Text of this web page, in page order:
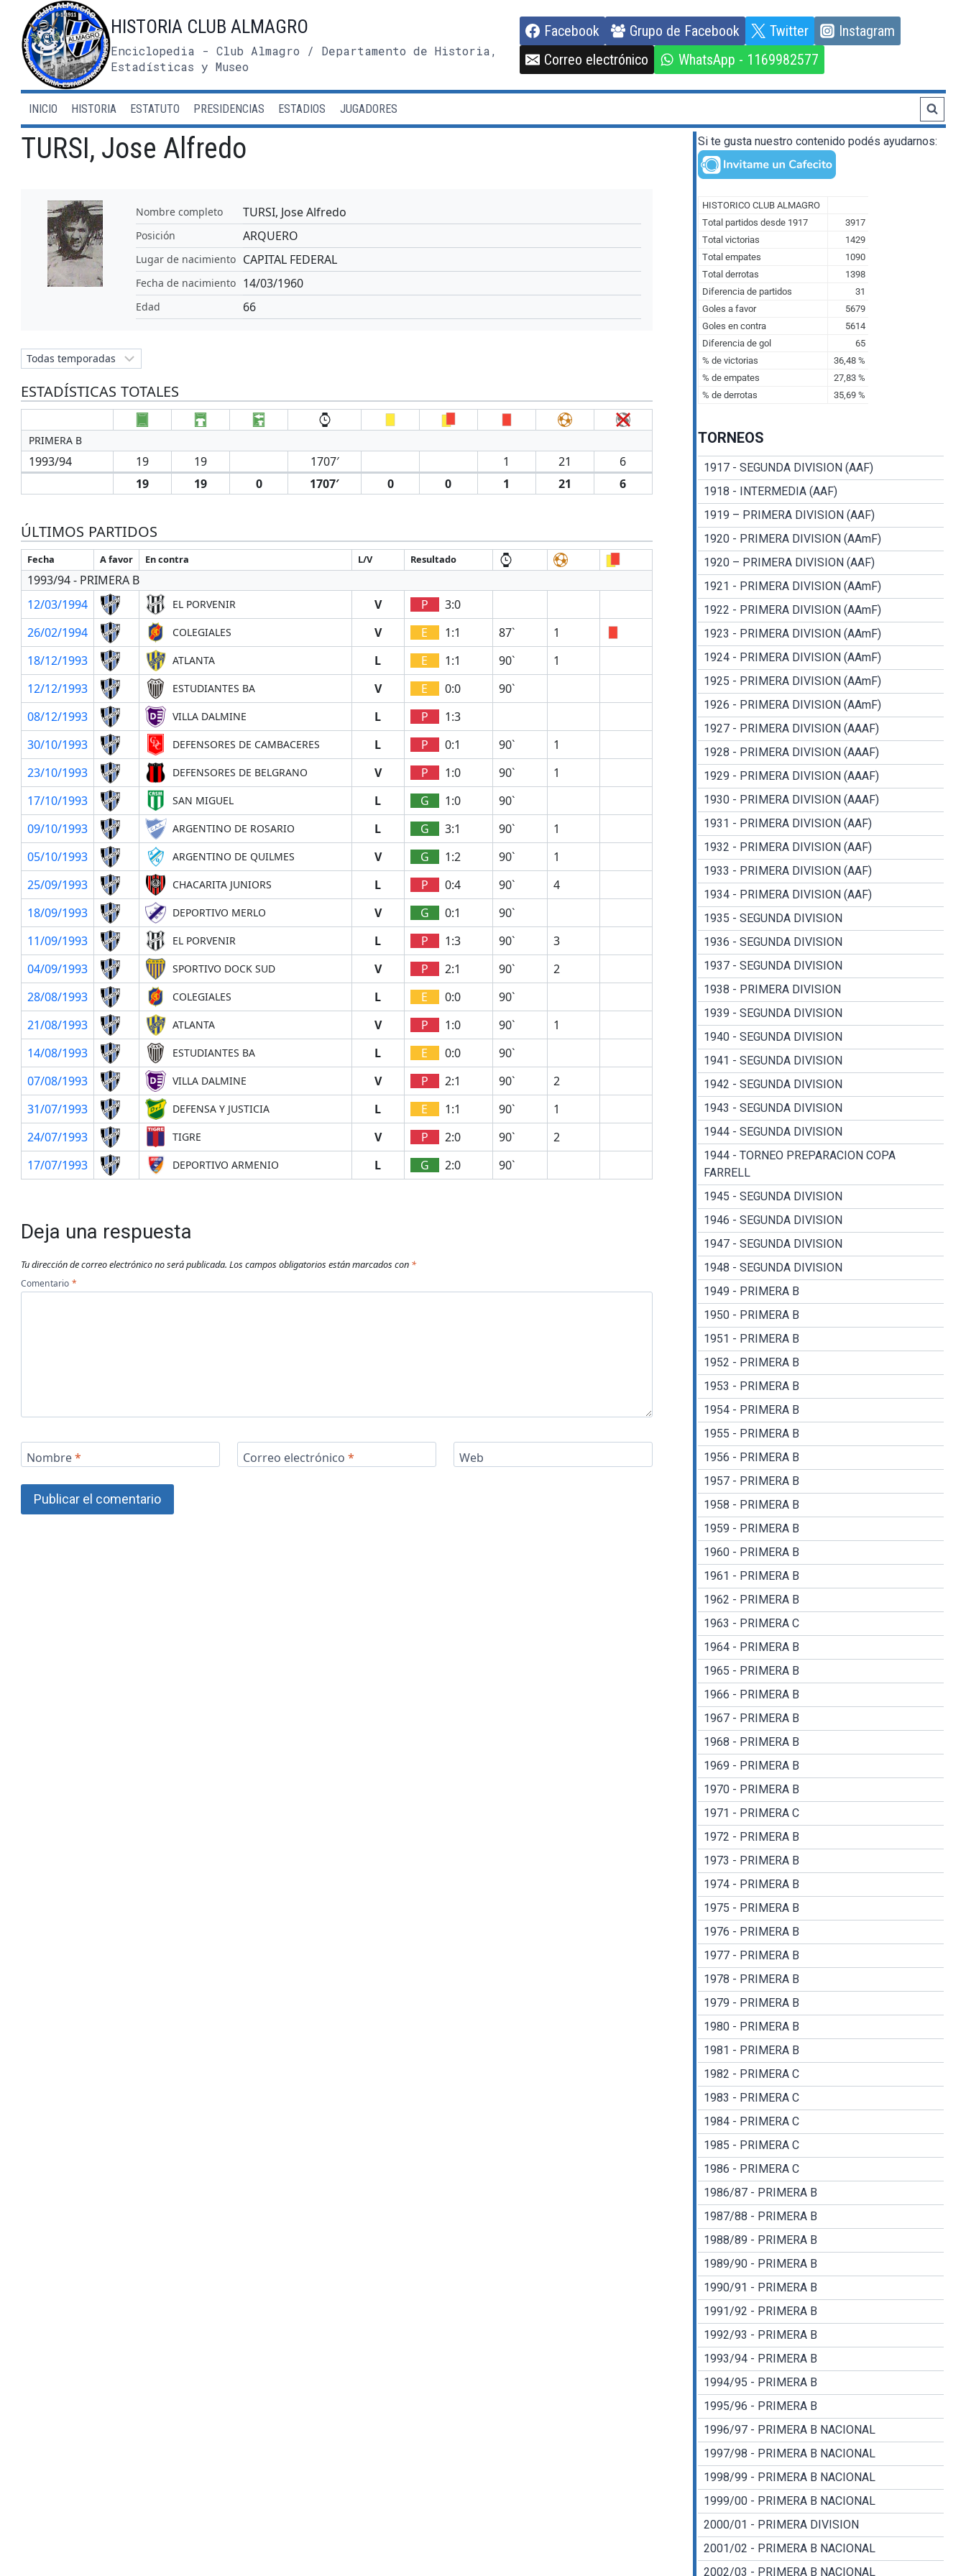
contenido
HISTORIA CLUB ALMAGRO
Enciclopedia - Club Almagro / Departamento de Historia,
Estadísticas y Museo
Facebook Grupo de Facebook Twitter
Instagram
Correo electrónico
WhatsApp - 1169982577
INICIO HISTORIA ESTATUTO PRESIDENCIAS ESTADIOS JUGADORES
TURSI, Jose Alfredo
Nombre completo TURSI, Jose Alfredo
Posición ARQUERO
Lugar de nacimiento CAPITAL FEDERAL
Fecha de nacimiento 14/03/1960
Edad 66
ESTADÍSTICAS TOTALES
PRIMERA B
1993/94 19 19 1707′ 1 21
6
19
19 0 1707′ 0 0 1 21 6
ÚLTIMOS PARTIDOS
Fecha A favor En contra L/V Resultado
1993/94 - PRIMERA B
12/03/1994
EL PORVENIR V P
3:0
26/02/1994
COLEGIALES V E 1:1 87`
1
18/12/1993
ATLANTA L E 1:1 90`
1
12/12/1993
ESTUDIANTES BA V E 0:0
90`
08/12/1993
VILLA DALMINE L P
1:3
30/10/1993
DEFENSORES DE CAMBACERES L P 0:1 90`
1
23/10/1993
DEFENSORES DE BELGRANO V P 1:0 90`
1
17/10/1993
SAN MIGUEL L G 1:0
90`
09/10/1993
ARGENTINO DE ROSARIO L G 3:1 90`
1
05/10/1993
ARGENTINO DE QUILMES V G 1:2 90`
1
25/09/1993
CHACARITA JUNIORS L P 0:4 90`
4
18/09/1993
DEPORTIVO MERLO V G 0:1
90`
11/09/1993
EL PORVENIR L P 1:3 90`
3
04/09/1993
SPORTIVO DOCK SUD V P 2:1 90`
2
28/08/1993
COLEGIALES L E 0:0
90`
21/08/1993
ATLANTA V P 1:0 90`
1
14/08/1993
ESTUDIANTES BA L E 0:0
90`
07/08/1993
VILLA DALMINE V P 2:1 90`
2
31/07/1993
DEFENSA Y JUSTICIA L E 1:1 90`
1
24/07/1993
TIGRE V P 2:0 90`
2
17/07/1993
DEPORTIVO ARMENIO L G 2:0 90`
Deja una respuesta
Tu dirección de correo electrónico no será publicada. Los campos obligatorios están marcados con *
Comentario *
Nombre* Correo electrónico * Web
Si te gusta nuestro contenido podés ayudarnos:
TORNEOS
1917 - SEGUNDA DIVISION (AAF)
1918 - INTERMEDIA (AAF)
1919 – PRIMERA DIVISION (AAF)
1920 - PRIMERA DIVISION (AAmF)
1920 – PRIMERA DIVISION (AAF)
1921 - PRIMERA DIVISION (AAmF)
1922 - PRIMERA DIVISION (AAmF)
1923 - PRIMERA DIVISION (AAmF)
1924 - PRIMERA DIVISION (AAmF)
1925 - PRIMERA DIVISION (AAmF)
1926 - PRIMERA DIVISION (AAmF)
1927 - PRIMERA DIVISION (AAAF)
1928 - PRIMERA DIVISION (AAAF)
1929 - PRIMERA DIVISION (AAAF)
1930 - PRIMERA DIVISION (AAAF)
1931 - PRIMERA DIVISION (AAF)
1932 - PRIMERA DIVISION (AAF)
1933 - PRIMERA DIVISION (AAF)
1934 - PRIMERA DIVISION (AAF)
1935 - SEGUNDA DIVISION
1936 - SEGUNDA DIVISION
1937 - SEGUNDA DIVISION
1938 - PRIMERA DIVISION
1939 - SEGUNDA DIVISION
1940 - SEGUNDA DIVISION
1941 - SEGUNDA DIVISION
1942 - SEGUNDA DIVISION
1943 - SEGUNDA DIVISION
1944 - SEGUNDA DIVISION
1944 - TORNEO PREPARACION COPA
FARRELL
1945 - SEGUNDA DIVISION
1946 - SEGUNDA DIVISION
1947 - SEGUNDA DIVISION
1948 - SEGUNDA DIVISION
1949 - PRIMERA B
1950 - PRIMERA B
1951 - PRIMERA B
1952 - PRIMERA B
1953 - PRIMERA B
1954 - PRIMERA B
1955 - PRIMERA B
1956 - PRIMERA B
1957 - PRIMERA B
1958 - PRIMERA B
1959 - PRIMERA B
1960 - PRIMERA B
1961 - PRIMERA B
1962 - PRIMERA B
1963 - PRIMERA C
1964 - PRIMERA B
1965 - PRIMERA B
1966 - PRIMERA B
1967 - PRIMERA B
1968 - PRIMERA B
1969 - PRIMERA B
1970 - PRIMERA B
1971 - PRIMERA C
1972 - PRIMERA B
1973 - PRIMERA B
1974 - PRIMERA B
1975 - PRIMERA B
1976 - PRIMERA B
1977 - PRIMERA B
1978 - PRIMERA B
1979 - PRIMERA B
1980 - PRIMERA B
1981 - PRIMERA B
1982 - PRIMERA C
1983 - PRIMERA C
1984 - PRIMERA C
1985 - PRIMERA C
1986 - PRIMERA C
1986/87 - PRIMERA B
1987/88 - PRIMERA B
1988/89 - PRIMERA B
1989/90 - PRIMERA B
1990/91 - PRIMERA B
1991/92 - PRIMERA B
1992/93 - PRIMERA B
1993/94 - PRIMERA B
1994/95 - PRIMERA B
1995/96 - PRIMERA B
1996/97 - PRIMERA B NACIONAL
1997/98 - PRIMERA B NACIONAL
1998/99 - PRIMERA B NACIONAL
1999/00 - PRIMERA B NACIONAL
2000/01 - PRIMERA DIVISION
2001/02 - PRIMERA B NACIONAL
2002/03 - PRIMERA B NACIONAL